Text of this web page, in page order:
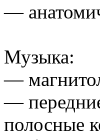
—
Музыка:
—
—
полосные